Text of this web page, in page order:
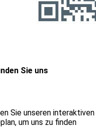
Sie uns
Sie unseren interaktiven
um uns zu finden